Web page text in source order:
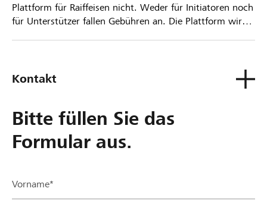
Plattform für Raiffeisen nicht. Weder für Initiatoren noch
für Unterstützer fallen Gebühren an. Die Plattform wird
Kontakt
Bitte füllen Sie das
Formular aus.
Vorname*